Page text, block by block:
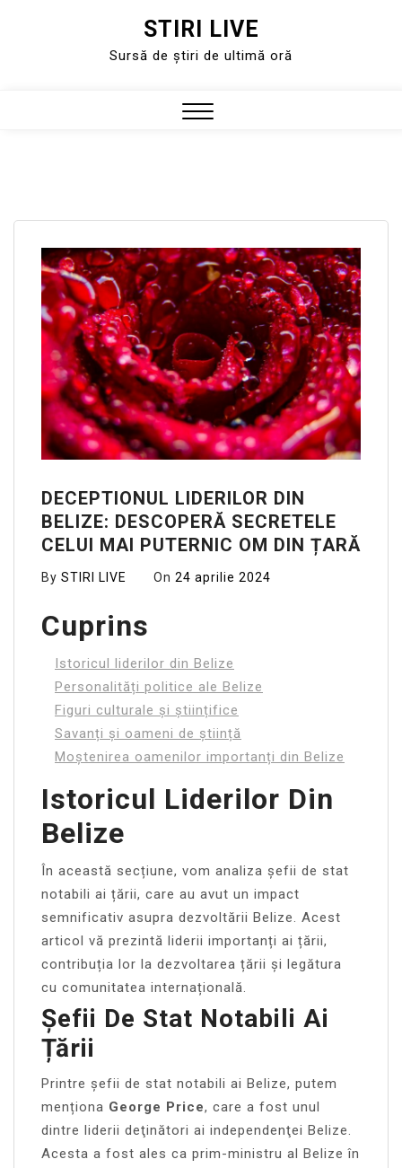
STIRI LIVE
Sursă de știri de ultimă oră
DECEPTIONUL LIDERILOR DIN
BELIZE: DESCOPERĂ SECRETELE
CELUI MAI PUTERNIC OM DIN ȚARĂ
By STIRI LIVE On 24 aprilie 2024
Cuprins
Istoricul liderilor din Belize
Personalități politice ale Belize
Figuri culturale și științifice
Savanți și oameni de știință
Moștenirea oamenilor importanți din Belize
Istoricul Liderilor Din
Belize
În această secțiune, vom analiza șefii de stat
notabili ai țării, care au avut un impact
semnificativ asupra dezvoltării Belize. Acest
articol vă prezintă liderii importanți ai țării,
contribuția lor la dezvoltarea țării și legătura
cu comunitatea internațională.
Șefii De Stat Notabili Ai
Țării
Printre șefii de stat notabili ai Belize, putem
menționa George Price, care a fost unul
dintre liderii deţinători ai independenţei Belize.
Acesta a fost ales ca prim-ministru al Belize în